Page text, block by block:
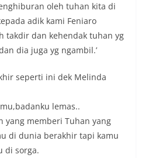
oleh tuhan kita di
adik kami Feniaro
takdir dan kehendak tuhan yg
dia juga yg ngambil.’
seperti ini dek Melinda
lemas..
yang memberi Tuhan yang
di dunia berakhir tapi kamu
di sorga.